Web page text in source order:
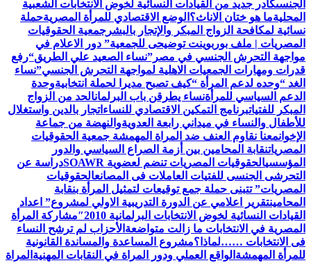
الجنسىكادر جديد من القيادات النسائية لخوض الانتخابات الشعبية
المحليةما هو ختان الاناث؟ الوضع الاقتصادي للمرأة المصريةحملة
نسائية لمكافحة الزواج المبكر والإتجار بالبشر جمعية الحقوقيات
المصريات | ملف بوربوينت توضيحى للجمعية” دور الاعلام في
مواجهة التحرش الجنسي في مصر”نساء الصعيد علي الطريق“رفع
قدرات ومهارات الجمعيات الاهلية لمواجهة التحرش الجنسي”نساء
الغد “وحده لدعم المرأة “كيف تصبح مديرا لحملة انتخابيةوحدة
الدعم السياسي للمرأةنساء يطرقن باب البرلمانالحد من الزواج
المبكر للفتياتبرنامج التمكين الاقتصادي للنساء اتجار بالدين واستغلال
للأطفال والنساء في ميداني رابعة العدويةوالنهضة من جماعة
الإخوانمعنا نقاوم العنف ضد المراة المهمشة جمعية الحقوقيات
المصرياتنقابة المحامين بين أزمة الصراع السياسي والدور
المؤسسيالحقوقيات المصريات تنضم لعضوية SOAWR
دراسة عن
التحرشى الجنسى للفتيات العاملات فى المصانعالحقوقيات
المصريات” تتبنى حملة جمع توقيعات لتمثيل المرأة بنقابة
المحامينتقرير اعلامي عن الدورة التدريبية الاولي لمشروع” اعداد
القيادات النسائية لخوض الانتخابات البرلمانية 2010″
مشاركة المرأة
المصرية في الانتخابات ما زالت متواضعة الأحزاب لم ترشح النساء
فى الانتخابات ……لماذا؟مشروع المساعدة والمساندة القانونية
للمرأة المهمشة الواقع العملي ودور المراة في النقابات المهنية المراة